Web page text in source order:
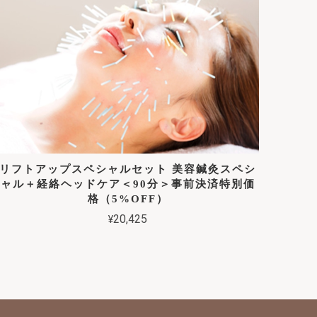
リフトアップスペシャルセット 美容鍼灸スペシ
ャル＋経絡ヘッドケア＜90分＞事前決済特別価
格（5%OFF）
¥20,425